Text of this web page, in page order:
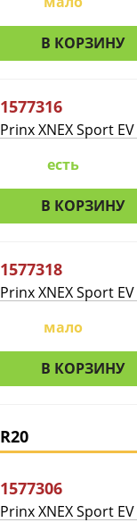
В КОРЗИНУ
1577316
Prinx XNEX Sport EV
есть
В КОРЗИНУ
1577318
Prinx XNEX Sport EV
мало
В КОРЗИНУ
R20
1577306
Prinx XNEX Sport EV